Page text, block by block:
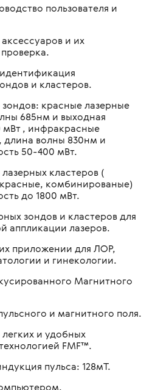
пользователя и
и их
и кластеров.
красные лазерные
685нм и выходная
, инфракрасные
длина волны 830нм и
50-400 мВт.
кластеров (
комбинированые)
до 1800 мВт.
зондов и кластеров для
аппликации лазеров.
приложении для ЛОР,
и гинекологии.
Магнитного
и магнитного поля.
и удобных
FMF™.
пульса: 128мT.